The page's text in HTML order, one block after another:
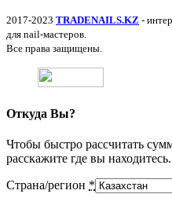
2017-2023 TRADENAILS.KZ -
для nail-мастеров.
Все права защищены.
Откуда Вы?
Чтобы быстро рассчитать
расскажите где вы находитесь.
Страна/регион *